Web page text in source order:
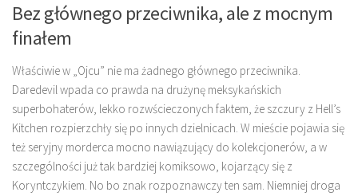
Bez głównego przeciwnika, ale z mocnym
finałem
Właściwie w „Ojcu” nie ma żadnego głównego przeciwnika.
Daredevil wpada co prawda na drużynę meksykańskich
superbohaterów, lekko rozwścieczonych faktem, że szczury z Hell’s
Kitchen rozpierzchły się po innych dzielnicach. W mieście pojawia się
też seryjny morderca mocno nawiązujący do kolekcjonerów, a w
szczególności już tak bardziej komiksowo, kojarzący się z
Koryntczykiem. No bo znak rozpoznawczy ten sam. Niemniej droga